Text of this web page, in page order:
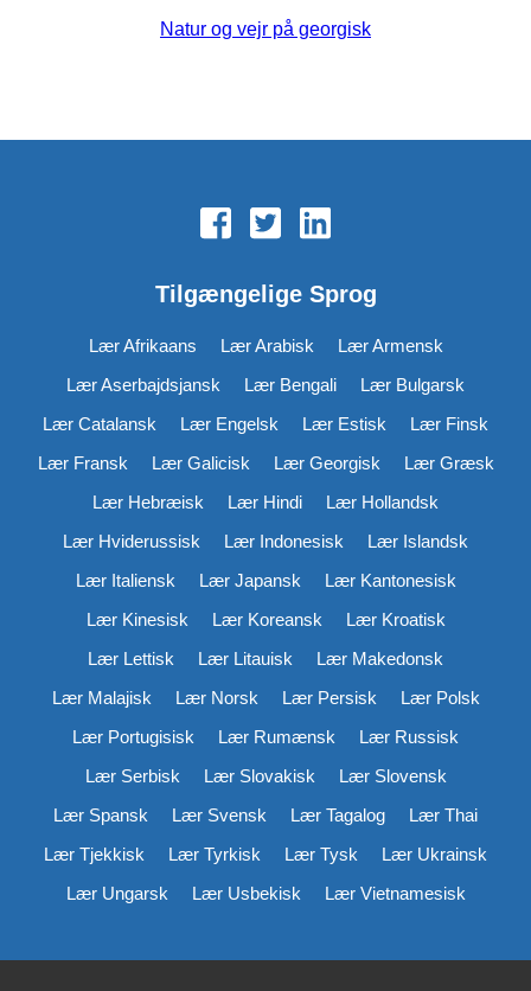
Natur og vejr på georgisk
Tilgængelige Sprog
Lær Afrikaans Lær Arabisk
Lær Armensk
Lær Aserbajdsjansk
Lær Bengali
Lær Bulgarsk
Lær Catalansk
Lær Engelsk Lær Estisk
Lær Finsk
Lær Fransk
Lær Galicisk Lær Georgisk
Lær Græsk
Lær Hebræisk
Lær Hindi
Lær Hollandsk
Lær Hviderussisk
Lær Indonesisk
Lær Islandsk
Lær Italiensk
Lær Japansk
Lær Kantonesisk
Lær Kinesisk
Lær Koreansk
Lær Kroatisk
Lær Lettisk
Lær Litauisk
Lær Makedonsk
Lær Malajisk
Lær Norsk Lær Persisk
Lær Polsk
Lær Portugisisk
Lær Rumænsk
Lær Russisk
Lær Serbisk
Lær Slovakisk
Lær Slovensk
Lær Spansk
Lær Svensk Lær Tagalog
Lær Thai
Lær Tjekkisk
Lær Tyrkisk Lær Tysk
Lær Ukrainsk
Lær Ungarsk
Lær Usbekisk Lær Vietnamesisk